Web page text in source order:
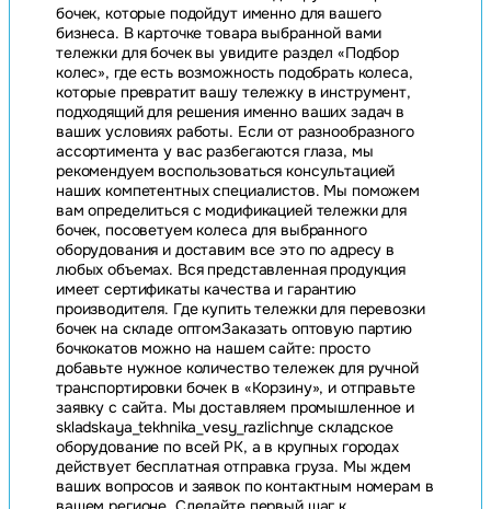
бочек, которые подойдут именно для вашего
бизнеса. В карточке товара выбранной вами
тележки для бочек вы увидите раздел «Подбор
колес», где есть возможность подобрать колеса,
которые превратит вашу тележку в инструмент,
подходящий для решения именно ваших задач в
ваших условиях работы. Если от разнообразного
ассортимента у вас разбегаются глаза, мы
рекомендуем воспользоваться консультацией
наших компетентных специалистов. Мы поможем
вам определиться с модификацией тележки для
бочек, посоветуем колеса для выбранного
оборудования и доставим все это по адресу в
любых объемах. Вся представленная продукция
имеет сертификаты качества и гарантию
производителя. Где купить тележки для перевозки
бочек на складе оптомЗаказать оптовую партию
бочкокатов можно на нашем сайте: просто
добавьте нужное количество тележек для ручной
транспортировки бочек в «Корзину», и отправьте
заявку с сайта. Мы доставляем промышленное и
skladskaya_tekhnika_vesy_razlichnye складское
оборудование по всей РК, а в крупных городах
действует бесплатная отправка груза. Мы ждем
ваших вопросов и заявок по контактным номерам в